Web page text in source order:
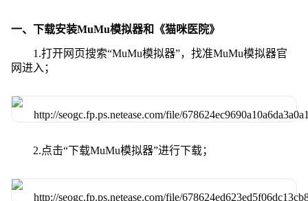
一、下载安装MuMu模拟器和《猫咪医院》
1.打开网页搜索“MuMu模拟器”，找准MuMu模拟器官
网进入；
2.点击“下载MuMu模拟器”进行下载；